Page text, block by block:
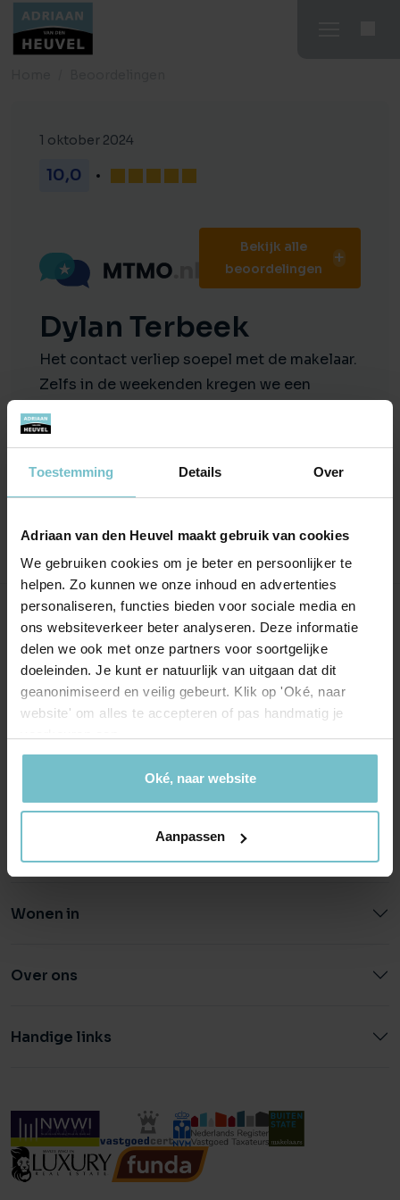
Toestemming Details Over
Adriaan van den Heuvel maakt gebruik van cookies
We gebruiken cookies om je beter en persoonlijker te
helpen. Zo kunnen we onze inhoud en advertenties
personaliseren, functies bieden voor sociale media en
ons websiteverkeer beter analyseren. Deze informatie
delen we ook met onze partners voor soortgelijke
doeleinden. Je kunt er natuurlijk van uitgaan dat dit
geanonimiseerd en veilig gebeurt. Klik op 'Oké, naar
website' om alles te accepteren of pas handmatig je
Oké, naar website
Aanpassen
1 oktober 2024
10,0
Bekijk alle
beoordelingen
Dylan Terbeek
Het contact verliep soepel met de makelaar.
Zelfs in de weekenden kregen we een
reactie op de gestelde vragen! Daarnaast
bieden ze een goede prijs/
deze makelaar!
Onze kantoren
Helmond
Hoofdstraat 155
info@heuvel.nl
Eindhoven
Aalsterweg 134c
5615 CJ Eindhoven
eindhoven@heuvel.nl
040 - 78 20 849
Wonen in
Over ons
Handige links